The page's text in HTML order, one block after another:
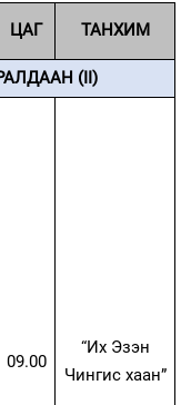
ЦАГ ТАНХИМ
(II)
09.00
“Их Эзэн
Чингис хаан”